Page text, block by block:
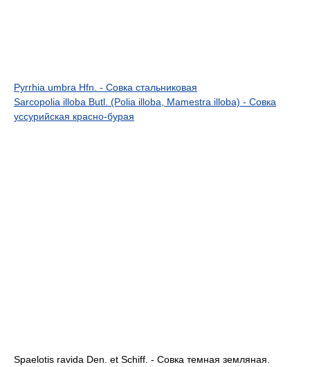
Pyrrhia umbra Hfn. - Совка стальниковая
Sarcopolia illoba Butl. (Polia illoba, Mamestra illoba) - Совка
уссурийская красно-бурая
Spaelotis ravida Den. et Schiff. - Совка темная земляная.